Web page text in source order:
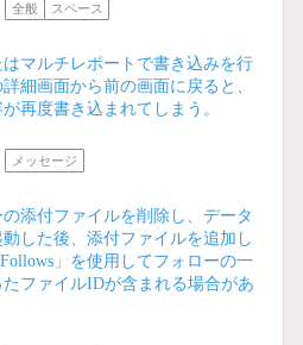
全般 スペース
マルチレポートで書き込みを行
細画面から前の画面に戻ると、
再度書き込まれてしまう。
メッセージ
添付ファイルを削除し、データ
した後、添付ファイルを追加し
」を使用してフォローの一
ファイルIDが含まれる場合があ